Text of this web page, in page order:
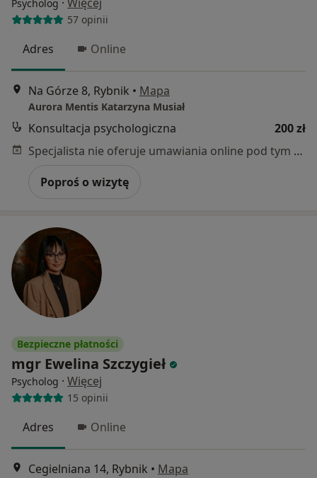
Psycholog
57 opinii
Adres Online
Na Górze 8, Rybnik • Mapa
Aurora Mentis Katarzyna Musiał
Konsultacja psychologiczna
200 zł
Specjalista nie oferuje umawiania online pod tym adresem.
Poproś o wizytę
Bezpieczne płatności
mgr Ewelina Szczygieł
Psycholog · Więcej
15 opinii
Adres Online
Cegielniana 14, Rybnik • Mapa